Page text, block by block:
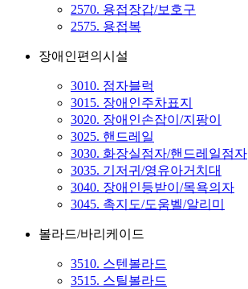
2570. 용접장갑/보호구
2575. 용접복
장애인편의시설
3010. 점자블럭
3015. 장애인주차표지
3020. 장애인손잡이/지팡이
3025. 핸드레일
3030. 화장실점자/핸드레일점자
3035. 기저귀/영유아거치대
3040. 장애인등받이/목욕의자
3045. 촉지도/도움벨/알리미
볼라드/바리케이드
3510. 스텐볼라드
3515. 스틸볼라드